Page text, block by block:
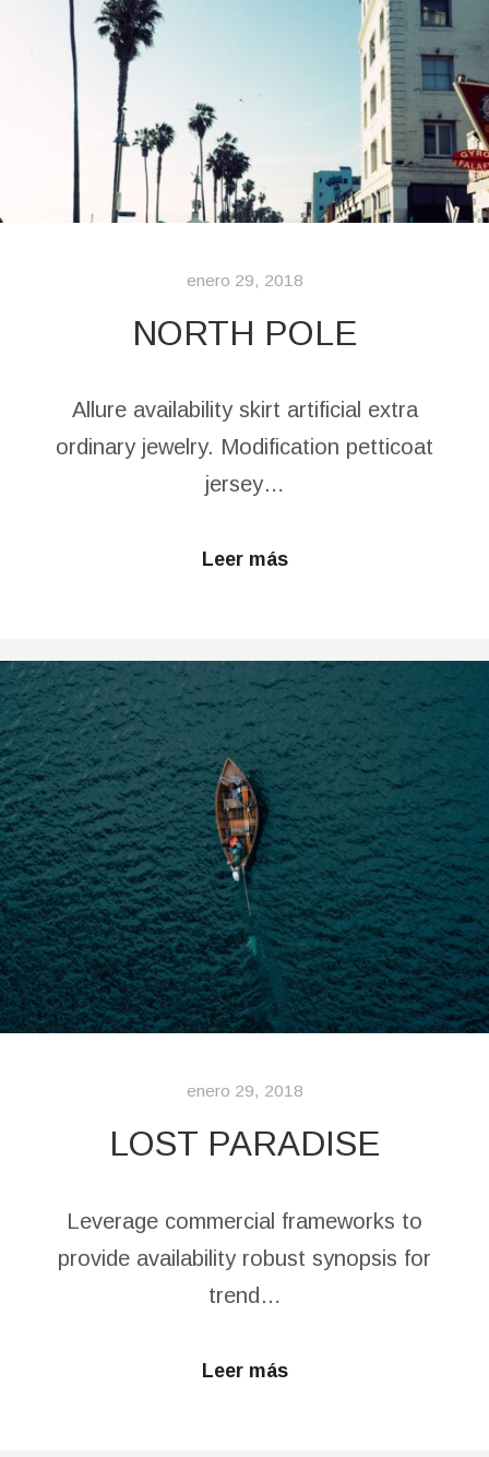
enero 29, 2018
NORTH POLE
Allure availability skirt artificial extra
ordinary jewelry. Modification petticoat
jersey…
Leer más
enero 29, 2018
LOST PARADISE
Leverage commercial frameworks to
provide availability robust synopsis for
trend…
Leer más